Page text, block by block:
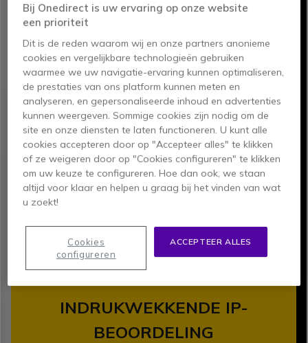
UITZONDERLIJKE
BATTERIJDUUR
Uitgerust met batterijen die lang meegaan,
garanderen Caterpillar telefoons uw productiviteit en
zorgen voor naadloze communicatie. Een uitstekende
levensduur van de batterij betekent dat het
regelmatig opladen van uw telefoon geen probleem
meer is. Nog beter, de batterijen met grote capaciteit
kunnen het opladen van uw andere apparaten
ondersteunen.
INDRUKWEKKENDE IP-
BEOORDELING
Bij Onedirect is uw ervaring op onze website
een prioriteit
Dit is de reden waarom wij en onze partners anonieme
cookies en vergelijkbare technologieën gebruiken
waarmee we uw navigatie-ervaring kunnen optimaliseren,
de prestaties van ons platform kunnen meten en
analyseren, en gepersonaliseerde inhoud en advertenties
kunnen weergeven. Sommige cookies zijn nodig om de
site en onze diensten te laten functioneren. U kunt alle
cookies accepteren door op "Accepteer alles" te klikken
of ze weigeren door op "Cookies configureren" te klikken
om uw keuze te configureren. Hoe dan ook, we staan
altijd voor klaar en helpen u graag bij het vinden van wat
u zoekt!
ACCEPTEER ALLES
Cookies
configureren